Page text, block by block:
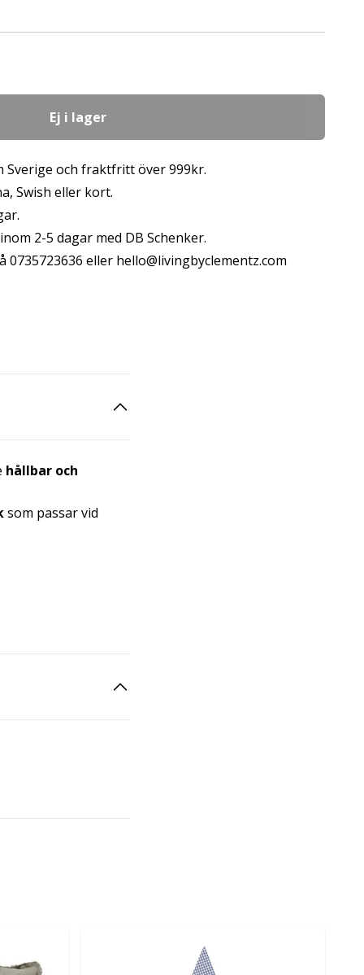
Ej i lager
Sverige och fraktfritt över 999kr.
Swish eller kort.
2-5 dagar med DB Schenker.
0735723636 eller hello@livingbyclementz.com
hållbar och
som passar vid